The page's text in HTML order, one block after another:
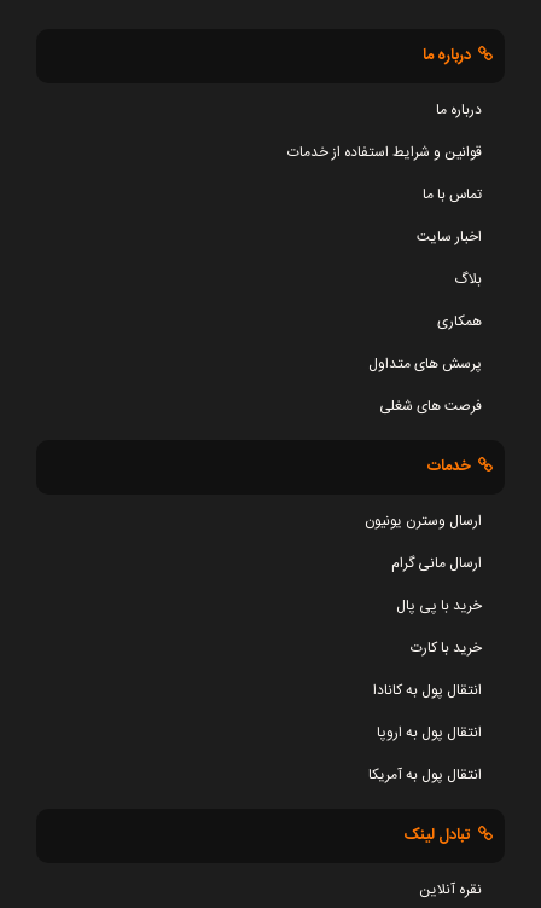
درباره ما
درباره ما
قوانین و شرایط استفاده از خدمات
تماس با ما
اخبار سایت
بلاگ
همکاری
پرسش های متداول
فرصت های شغلی
خدمات
ارسال وسترن یونیون
ارسال مانی گرام
خرید با پی پال
خرید با کارت
انتقال پول به کانادا
انتقال پول به اروپا
انتقال پول به آمریکا
تبادل لینک
نقره آنلاین